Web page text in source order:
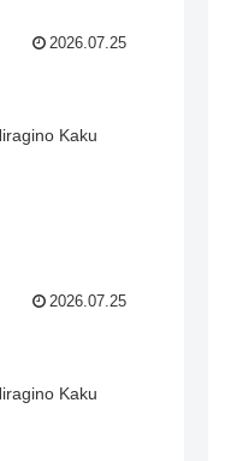
2026.07.25
Kaku
2026.07.25
Kaku